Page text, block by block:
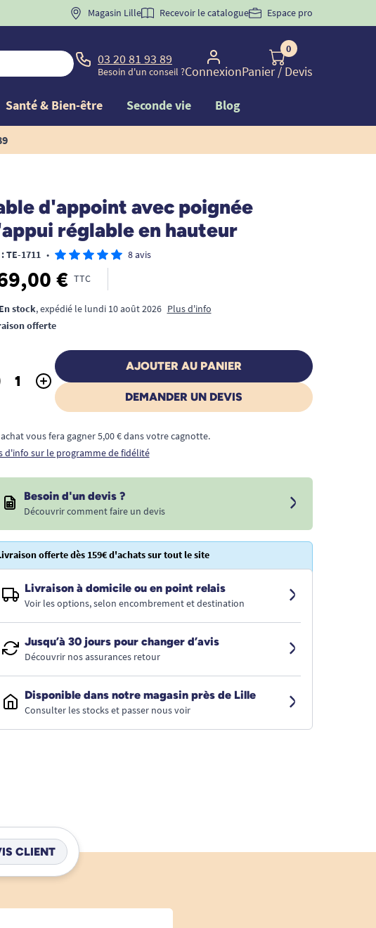
BIENVENUE" pourla 1ère commande d'incontinence
Magasin Lille Recevoir le catalogue Espace pro
03 20 81 93 89
Besoin d'un conseil ?Connexion
0
Panier/ Devis
Santé & Bien-être Seconde vie Blog
d'appoint avec poignée
réglable en hauteur
TE-1711 • 8 avis
€ TTC
En stock, expédié le lundi 10 août 2026 Plus d'info
offerte
+
AJOUTER AU PANIER
DEMANDER UN DEVIS
vous fera gagner 5,00 € dans votre cagnotte.
d'info sur le programme de fidélité
Besoin d'un devis ?
Découvrir comment faire un devis
offerte dès 159€ d'achats sur tout le site
Livraison à domicile ou en point relais
Voir les options, selon encombrement et destination
Jusqu’à 30 jours pour changer d’avis
Découvrir nos assurances retour
Disponible dans notre magasin près de Lille
Consulter les stocks et passer nous voir
CLIENT